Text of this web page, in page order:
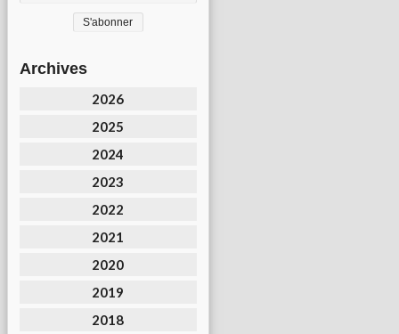
Archives
2026
2025
2024
2023
2022
2021
2020
2019
2018